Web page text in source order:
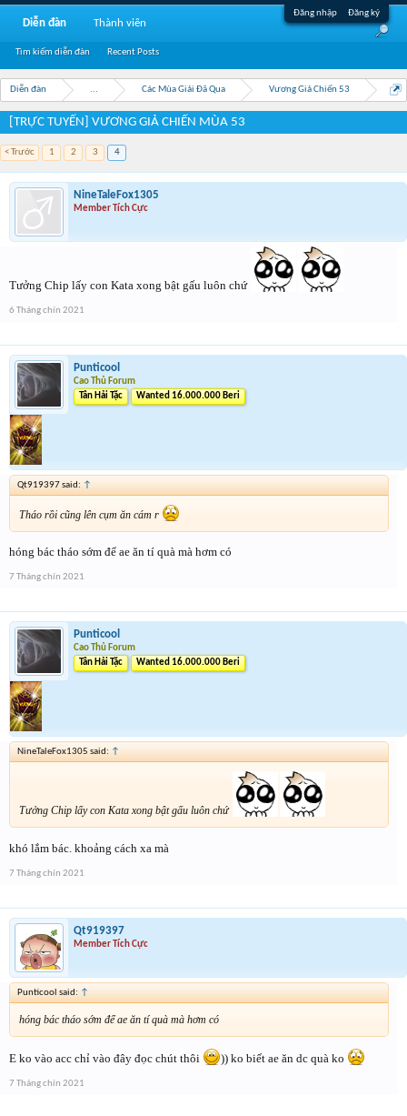
Đăng nhập Đăng ký
Diễn đàn ... Các Mùa Giải Đã Qua Vương Giả Chiến 53
[TRỰC TUYẾN] VƯƠNG GIẢ CHIẾN MÙA 53
< Trước 1 2 3 4
NineTaleFox1305
Member Tích Cực
Tưởng Chip lấy con Kata xong bật gấu luôn chứ
6 Tháng chín 2021
Punticool
Cao Thủ Forum
Tân Hải Tặc
Wanted 16.000.000 Beri
Qt919397 said: ↑
Tháo rồi cũng lên cụm ăn cám r
hóng bác tháo sớm để ae ăn tí quà mà hơm có
7 Tháng chín 2021
Punticool
Cao Thủ Forum
Tân Hải Tặc
Wanted 16.000.000 Beri
NineTaleFox1305 said: ↑
Tưởng Chip lấy con Kata xong bật gấu luôn chứ
khó lắm bác. khoảng cách xa mà
7 Tháng chín 2021
Qt919397
Member Tích Cực
Punticool said: ↑
hóng bác tháo sớm để ae ăn tí quà mà hơm có
E ko vào acc chỉ vào đây đọc chút thôi )) ko biết ae ăn dc quà ko
7 Tháng chín 2021
Diễn đàn
Tìm kiếm diễn đàn Recent Posts
Thành viên